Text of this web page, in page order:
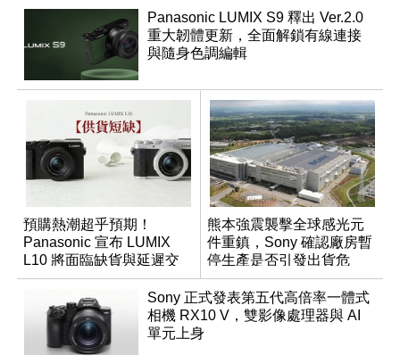
Panasonic LUMIX S9 釋出 Ver.2.0
重大韌體更新，全面解鎖有線連接
與隨身色調編輯
預購熱潮超乎預期！
Panasonic 宣布 LUMIX
L10 將面臨缺貨與延遲交
貨時間
熊本強震襲擊全球感光元
件重鎮，Sony 確認廠房暫
停生產是否引發出貨危
機？
Sony 正式發表第五代高倍率一體式
相機 RX10 V，雙影像處理器與 AI
單元上身